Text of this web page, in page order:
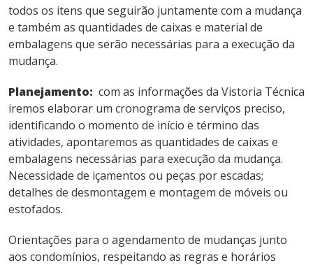
todos os itens que seguirão juntamente com a mudança
e também as quantidades de caixas e material de
embalagens que serão necessárias para a execução da
mudança.
Planejamento: com as informações da Vistoria Técnica
iremos elaborar um cronograma de serviços preciso,
identificando o momento de início e término das
atividades, apontaremos as quantidades de caixas e
embalagens necessárias para execução da mudança.
Necessidade de içamentos ou peças por escadas;
detalhes de desmontagem e montagem de móveis ou
estofados.
Orientações para o agendamento de mudanças junto
aos condomínios, respeitando as regras e horários